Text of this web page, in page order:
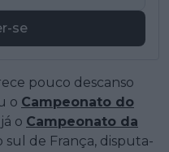
se
pouco descanso
o Campeonato do
o Campeonato da
de França, disputa-